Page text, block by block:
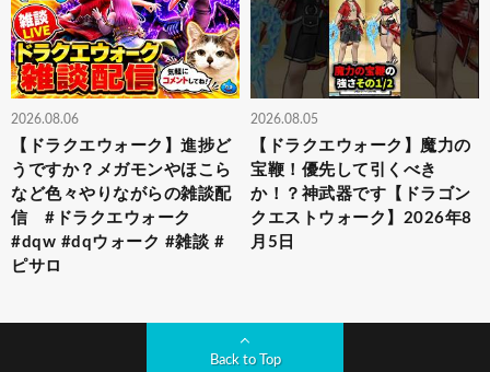
2026.08.06
【ドラクエウォーク】進捗ど
うですか？メガモンやほこら
など色々やりながらの雑談配
信 #ドラクエウォーク
#dqw #dqウォーク #雑談 #
ピサロ
2026.08.05
【ドラクエウォーク】魔力の
宝鞭！優先して引くべき
か！？神武器です【ドラゴン
クエストウォーク】2026年8
月5日
Back to Top